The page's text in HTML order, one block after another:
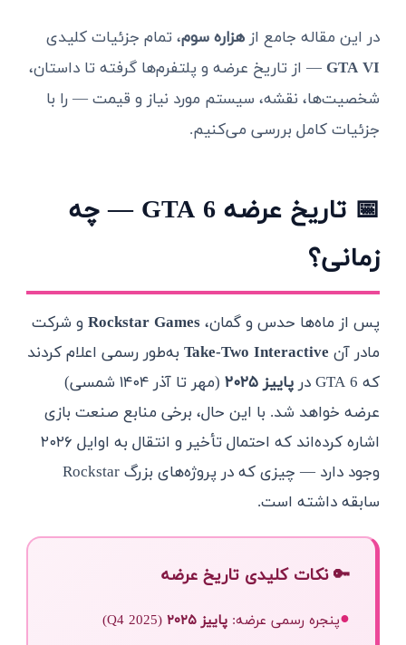
در این مقاله جامع ازهزاره سوم، تمام جزئیات کلیدی
GTA VI— از تاریخ عرضه و پلتفرم‌ها گرفته تا داستان،
شخصیت‌ها، نقشه، سیستم مورد نیاز و قیمت — را با
جزئیات کامل بررسی می‌کنیم.
📅 تاریخ عرضه GTA 6 — چه
زمانی؟
پس از ماه‌ها حدس و گمان،Rockstar Gamesو شرکت
مادر آن Take-Two Interactive به‌طور رسمی اعلام کردند
که GTA 6 در
پاییز ۲۰۲۵
(مهر تا آذر ۱۴۰۴ شمسی)
عرضه خواهد شد. با این حال، برخی منابع صنعت بازی
اشاره کرده‌اند که احتمال تأخیر و انتقال به اوایل ۲۰۲۶
وجود دارد — چیزی که در پروژه‌های بزرگ Rockstar
سابقه داشته است.
🔑 نکات کلیدی تاریخ عرضه
●پنجره رسمی عرضه:پاییز ۲۰۲۵ (Q4 2025)